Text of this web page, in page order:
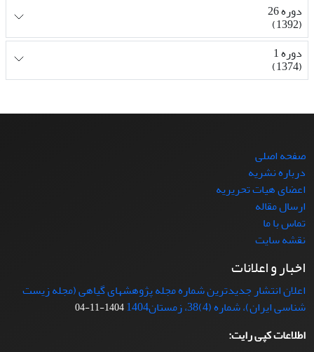
دوره 26
(1392)
دوره 1
(1374)
صفحه اصلی
درباره نشریه
اعضای هیات تحریریه
ارسال مقاله
تماس با ما
نقشه سایت
اخبار و اعلانات
اعلان انتشار جدیدترین شماره مجله پژوهشهای گیاهی (مجله زیست
شناسی ایران)، شماره (4)38، زمستان1404
1404-11-04
اطلاعات کپی رایت: